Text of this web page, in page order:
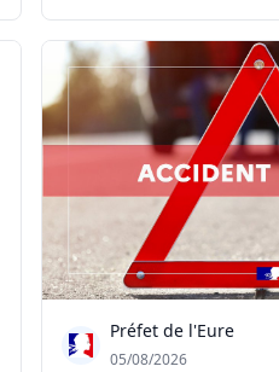
qu'une partie de
cause de travaux. Des
d...
Préfet de l'Eure
05/08/2026